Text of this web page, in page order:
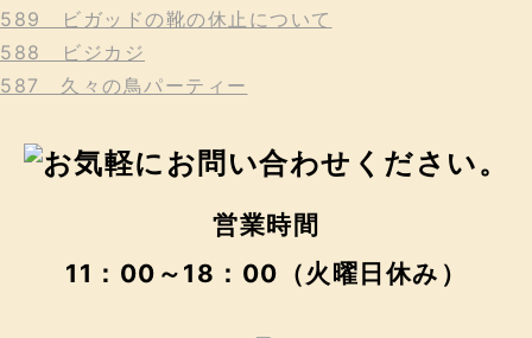
589 ビガッドの靴の休止について
588 ビジカジ
587 久々の鳥パーティー
営業時間
11：00～18：00（火曜日休み）